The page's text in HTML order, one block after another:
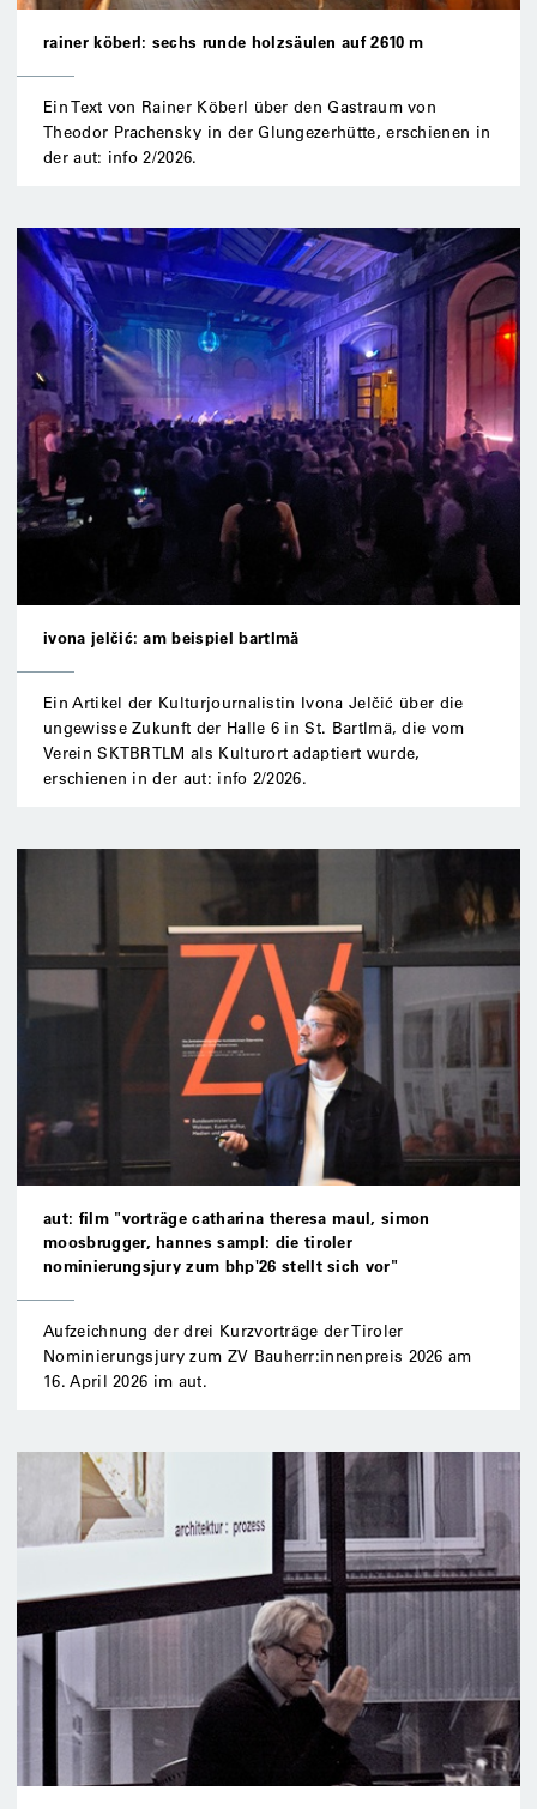
rainer köberl: sechs runde holzsäulen auf 2610 m
Ein Text von Rainer Köberl über den Gastraum von
Theodor Prachensky in der Glungezerhütte, erschienen in
der aut: info 2/2026.
ivona jelčić: am beispiel bartlmä
Ein Artikel der Kulturjournalistin Ivona Jelčić über die
ungewisse Zukunft der Halle 6 in St. Bartlmä, die vom
Verein SKTBRTLM als Kulturort adaptiert wurde,
erschienen in der aut: info 2/2026.
aut: film "vorträge catharina theresa maul, simon
moosbrugger, hannes sampl: die tiroler
nominierungsjury zum bhp'26 stellt sich vor"
Aufzeichnung der drei Kurzvorträge der Tiroler
Nominierungsjury zum ZV Bauherr:innenpreis 2026 am
16. April 2026 im aut.